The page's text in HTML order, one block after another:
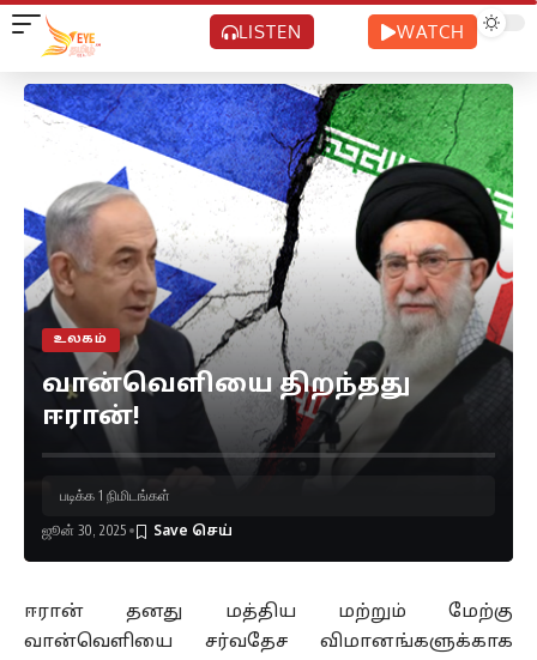
LISTEN WATCH
உலகம்
வான்வெளியை திறந்தது
ஈரான்!
ஜூன் 30, 2025
படிக்க 1 நிமிடங்கள்
ஈரான் தனது மத்திய மற்றும் மேற்கு
வான்வெளியை சர்வதேச விமானங்களுக்காக